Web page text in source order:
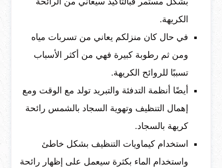
الكريهة.
في حال كان منزلكم يعاني من تسربات مياه
ومن ثم رطوبة كبيرة فهي من أكثر الأسباب
تسببًا للروائح الكريهة.
أيضًا أنظمة التدفئة والتبريد تولد مع الوقت ومع
إهمال التنظيف وتهوية السجاد بالشمس رائحة
كريهة بالسجاد.
استخدام كيماويات التنظيف بشكل خاطئ
واستخدام الماء بكثرة سيعمل على إظهار رائحة